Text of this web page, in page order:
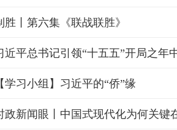
胜丨第六集《联战联胜》
近平总书记引领“十五五”开局之年
【学习小组】习近平的“侨”缘